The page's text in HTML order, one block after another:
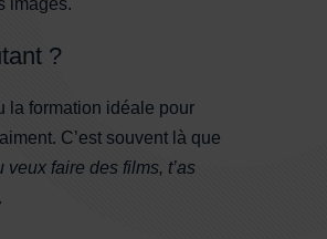
images.
?
la formation idéale pour
C’est souvent là que
veux faire des films, t’as